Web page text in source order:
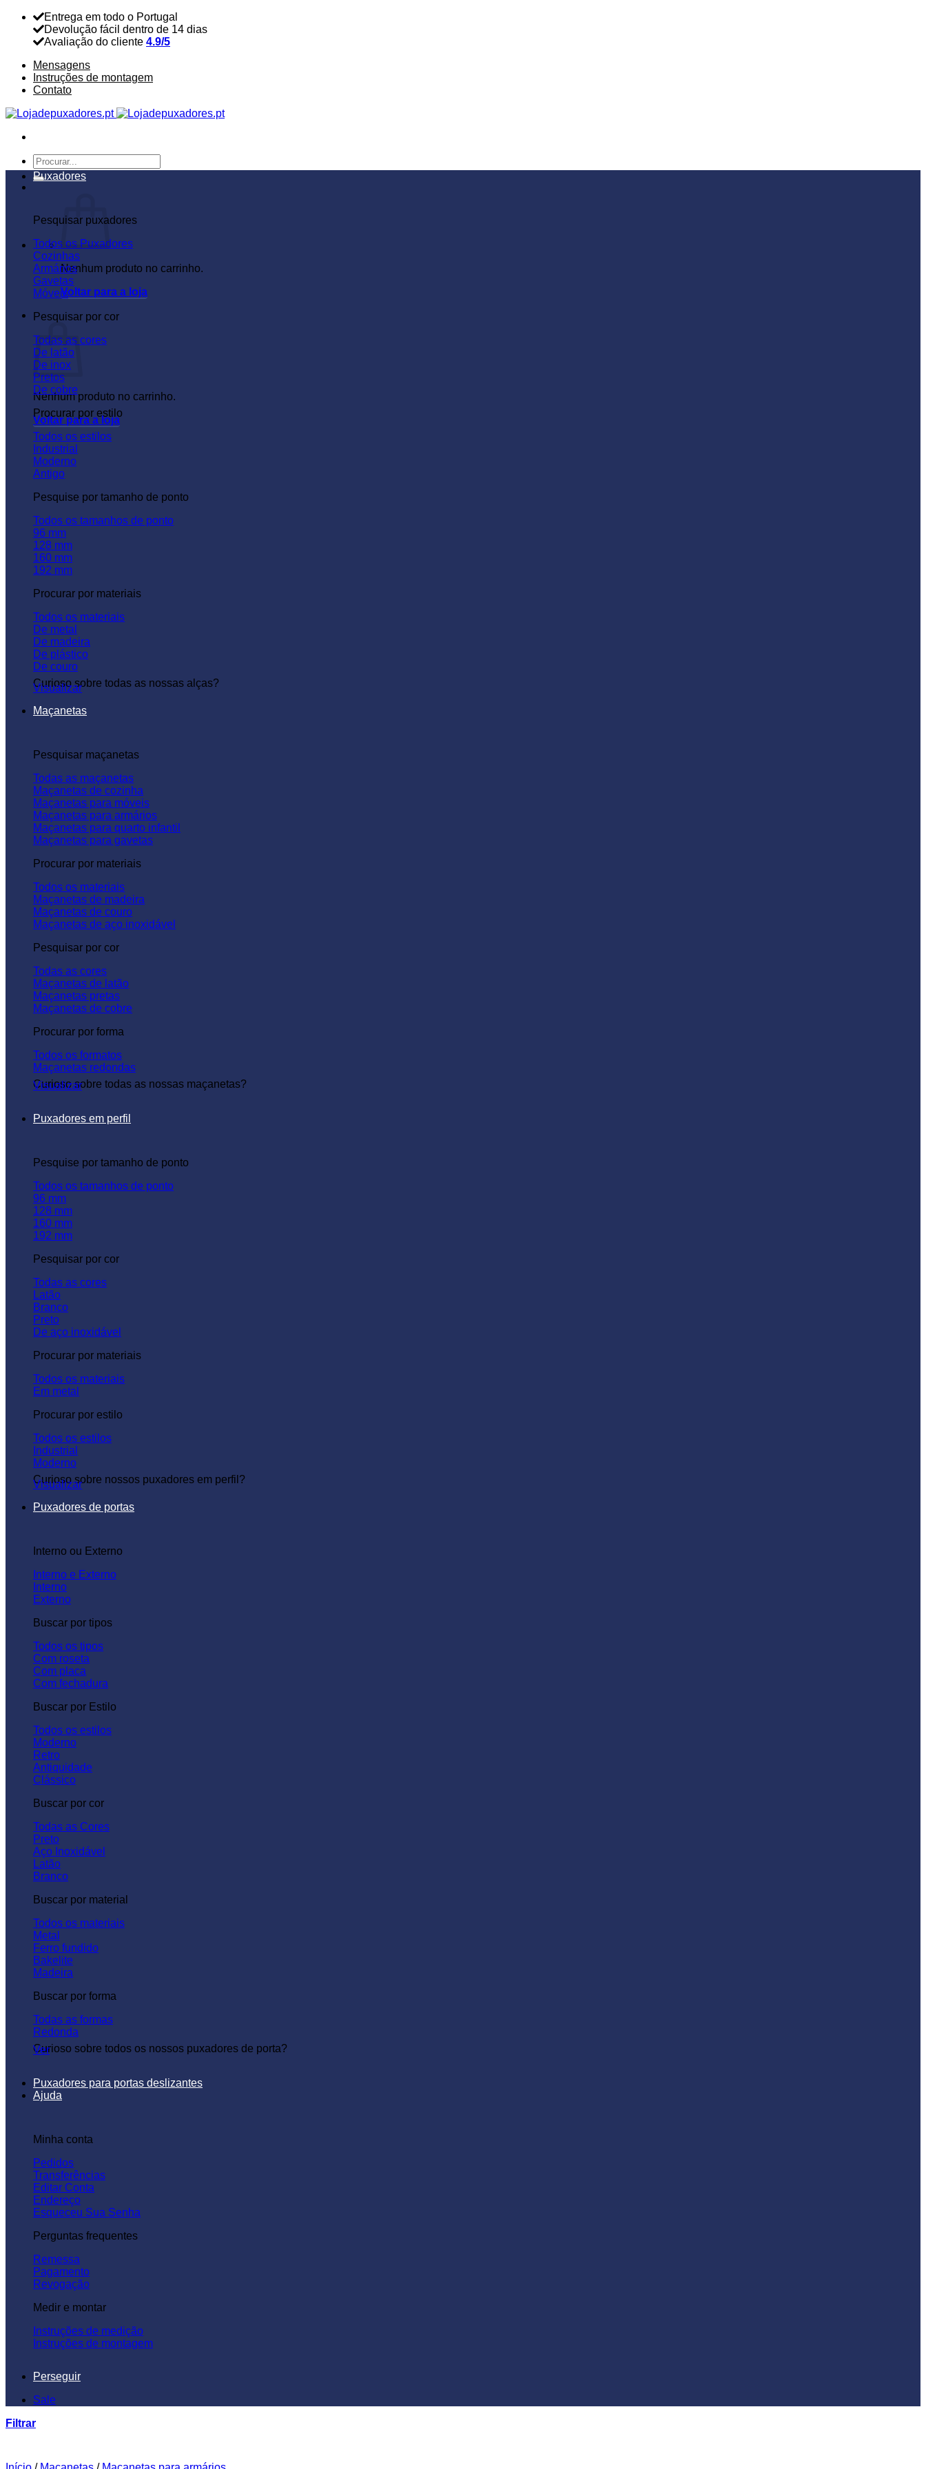
Skip
content
Entrega em todo o Portugal
Devolução fácil dentro de 14 dias
Avaliação do cliente 4.9/5
Mensagens
Instruções de montagem
Contato
Pesquisar
por:
Nenhum produto no carrinho.
Voltar para a loja
Carrinho
Nenhum produto no carrinho.
Voltar para a loja
Puxadores
Pesquisar puxadores
Todos os Puxadores
Cozinhas
Armários
Gavetas
Móveis
Pesquisar por cor
Todas as cores
De latão
De inox
Pretos
De cobre
Procurar por estilo
Todos os estilos
Industrial
Moderno
Antigo
Pesquise por tamanho de ponto
Todos os tamanhos de ponto
96 mm
128 mm
160 mm
192 mm
Procurar por materiais
Todos os materiais
De metal
De madeira
De plástico
De couro
Curioso sobre todas as nossas alças?
Visualizar
Maçanetas
Pesquisar maçanetas
Todas as maçanetas
Maçanetas de cozinha
Maçanetas para móveis
Maçanetas para armários
Maçanetas para quarto infantil
Maçanetas para gavetas
Procurar por materiais
Todos os materiais
Maçanetas de madeira
Maçanetas de couro
Maçanetas de aço inoxidável
Pesquisar por cor
Todas as cores
Maçanetas de latão
Maçanetas pretas
Maçanetas de cobre
Procurar por forma
Todos os formatos
Maçanetas redondas
Curioso sobre todas as nossas maçanetas?
Visualizar
Puxadores em perfil
Pesquise por tamanho de ponto
Todos os tamanhos de ponto
96 mm
128 mm
160 mm
192 mm
Pesquisar por cor
Todas as cores
Latão
Branco
Preto
De aço inoxidável
Procurar por materiais
Todos os materiais
Em metal
Procurar por estilo
Todos os estilos
Industrial
Moderno
Curioso sobre nossos puxadores em perfil?
Visualizar
Puxadores de portas
Interno ou Externo
Interno e Externo
Interno
Externo
Buscar por tipos
Todos os tipos
Com roseta
Com placa
Com fechadura
Buscar por Estilo
Todos os estilos
Moderno
Retro
Antiquidade
Clássico
Buscar por cor
Todas as Cores
Preto
Aço Inoxidável
Latão
Branco
Buscar por material
Todos os materiais
Metal
Ferro fundido
Bakelite
Madeira
Buscar por forma
Todas as formas
Redonda
Curioso sobre todos os nossos puxadores de porta?
Ver
Puxadores para portas deslizantes
Ajuda
Minha conta
Pedidos
Transferências
Editar Conta
Endereço
Esqueceu Sua Senha
Perguntas frequentes
Remessa
Pagamento
Revogação
Medir e montar
Instruções de medição
Instruções de montagem
Perseguir
Sale
Filtrar